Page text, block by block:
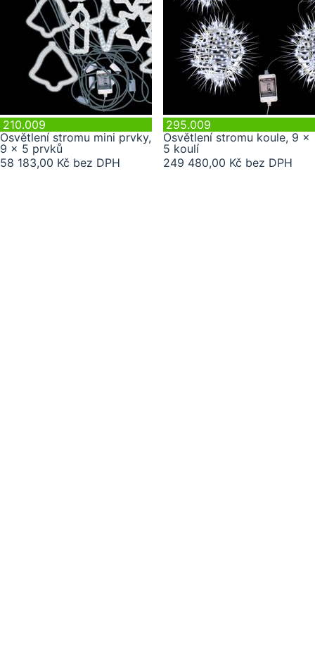
210.009
Osvětlení stromu mini prvky,
9 x 5 prvků
58 183,00 Kč bez DPH
295.009
Osvětlení stromu koule, 9 x
5 koulí
249 480,00 Kč bez DPH